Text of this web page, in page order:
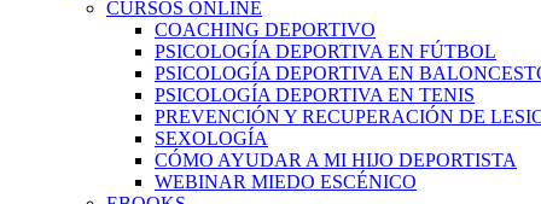
CURSOS ONLINE
COACHING DEPORTIVO
PSICOLOGÍA DEPORTIVA EN FÚTBOL
PSICOLOGÍA DEPORTIVA EN
PSICOLOGÍA DEPORTIVA EN TENIS
PREVENCIÓN Y RECUPERACIÓN DE
SEXOLOGÍA
CÓMO AYUDAR A MI HIJO DEPORTISTA
WEBINAR MIEDO ESCÉNICO